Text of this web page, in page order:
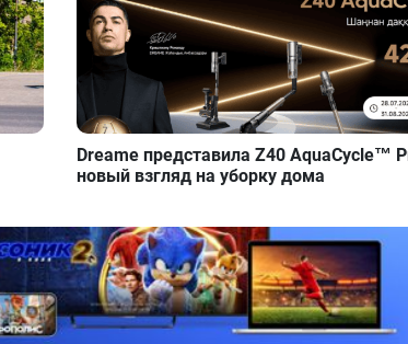
Dreame представила Z40 AquaCycle™
новый взгляд на уборку дома